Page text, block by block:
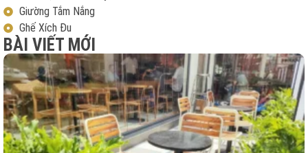
Giường Tắm Nắng
Ghế Xích Đu
BÀI VIẾT MỚI